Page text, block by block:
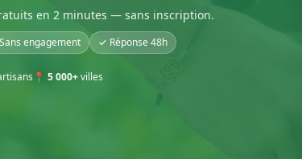
en 2 minutes — sans inscription.
engagement ✓ Réponse 48h
📍 5 000+villes